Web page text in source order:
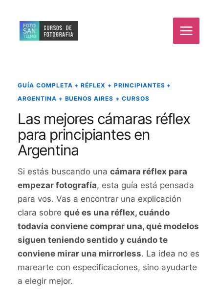
contenido
GUÍA COMPLETA + RÉFLEX + PRINCIPIANTES +
ARGENTINA + BUENOS AIRES + CURSOS
Las mejores cámaras réflex
para principiantes en
Argentina
Si estás buscando una cámara réflex para
empezar fotografía, esta guía está pensada
para vos. Vas a encontrar una explicación
clara sobre qué es una réflex, cuándo
todavía conviene comprar una, qué modelos
siguen teniendo sentido y cuándo te
conviene mirar una mirrorless. La idea no es
marearte con especificaciones, sino ayudarte
a elegir mejor.